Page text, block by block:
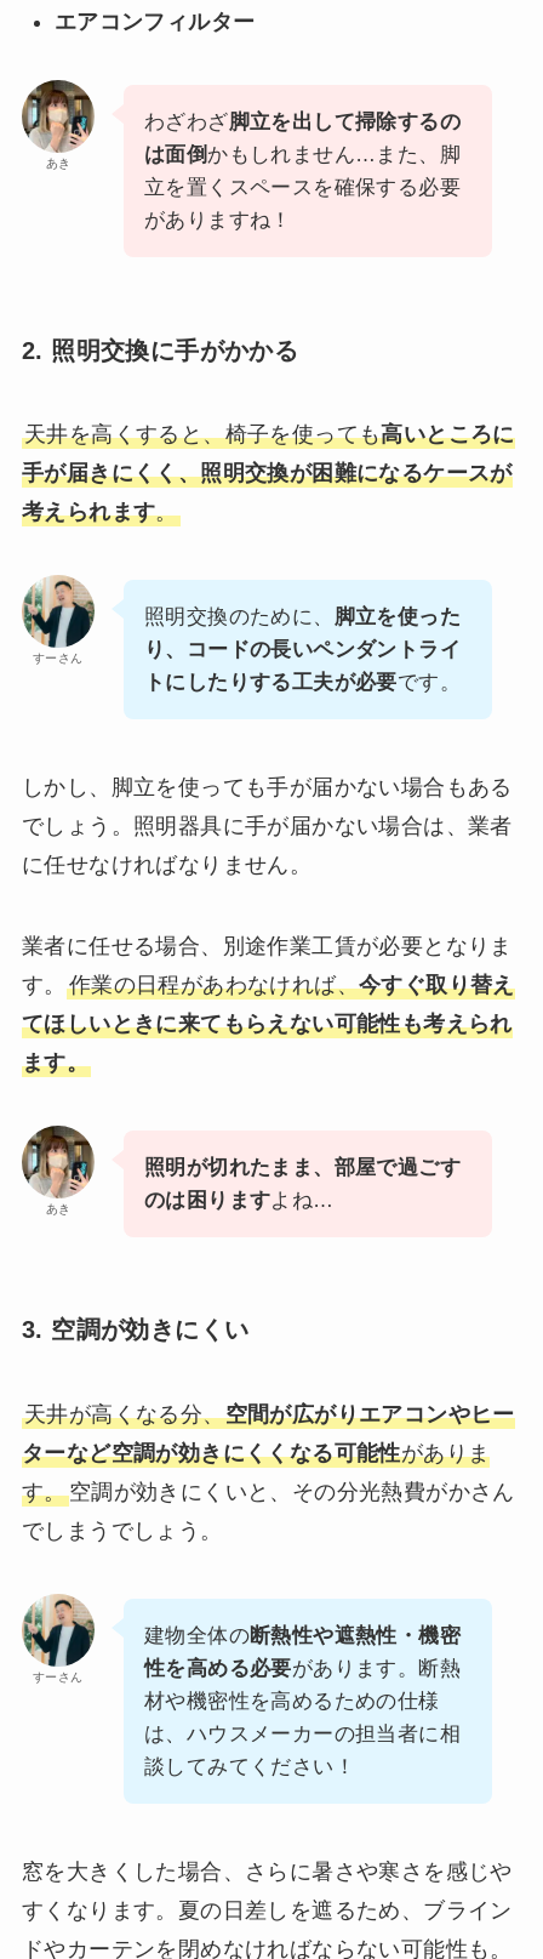
エアコンフィルター
あき
わざわざ脚立を出して掃除するの
は面倒 かもしれません…また、脚
立を置くスペースを確保する必要
がありますね！
2. 照明交換に手がかかる
天井を高くすると、椅子を使っても高いところに
手が届きにくく、照明交換が困難になるケースが
考えられます。
すーさん
照明交換のために、 脚立を使った
り、コードの長いペンダントライ
トにしたりする工夫が必要です。
しかし、脚立を使っても手が届かない場合もある
でしょう。照明器具に手が届かない場合は、業者
に任せなければなりません。
業者に任せる場合、別途作業工賃が必要となりま
す。 作業の日程があわなければ、今すぐ取り替え
てほしいときに来てもらえない可能性も考えられ
ます。
あき
照明が切れたまま、部屋で過ごす
のは困りますよね…
3. 空調が効きにくい
天井が高くなる分、空間が広がりエアコンやヒー
ターなど空調が効きにくくなる可能性がありま
す。空調が効きにくいと、その分光熱費がかさん
でしまうでしょう。
すーさん
建物全体の断熱性や遮熱性・機密
性を高める必要があります。断熱
材や機密性を高めるための仕様
は、ハウスメーカーの担当者に相
談してみてください！
窓を大きくした場合、さらに暑さや寒さを感じや
すくなります。夏の日差しを遮るため、ブライン
ドやカーテンを閉めなければならない可能性も。